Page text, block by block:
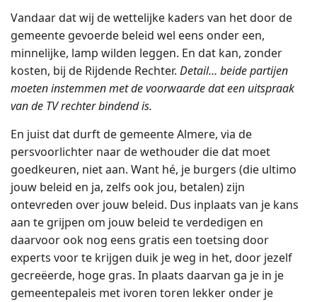
Vandaar dat wij de wettelijke kaders van het door de
gemeente gevoerde beleid wel eens onder een,
minnelijke, lamp wilden leggen. En dat kan, zonder
kosten, bij de Rijdende Rechter. Detail… beide partijen
moeten instemmen met de voorwaarde dat een uitspraak
van de TV rechter bindend is.
En juist dat durft de gemeente Almere, via de
persvoorlichter naar de wethouder die dat moet
goedkeuren, niet aan. Want hé, je burgers (die ultimo
jouw beleid en ja, zelfs ook jou, betalen) zijn
ontevreden over jouw beleid. Dus inplaats van je kans
aan te grijpen om jouw beleid te verdedigen en
daarvoor ook nog eens gratis een toetsing door
experts voor te krijgen duik je weg in het, door jezelf
gecreëerde, hoge gras. In plaats daarvan ga je in je
gemeentepaleis met ivoren toren lekker onder je